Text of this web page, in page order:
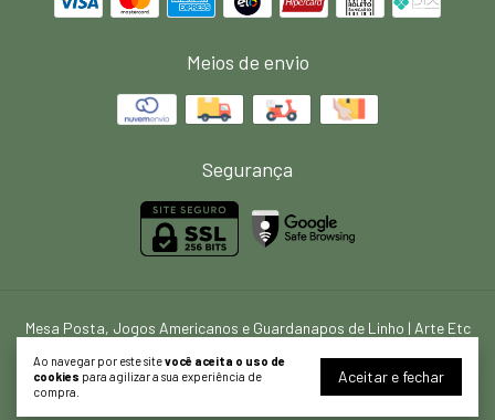
Ao navegar por este sitevocê aceita o uso de
cookies para agilizar a sua experiência de
compra.
Aceitar e fechar
Meios de envio
Segurança
Mesa Posta, Jogos Americanos e Guardanapos de Linho | Arte Etc